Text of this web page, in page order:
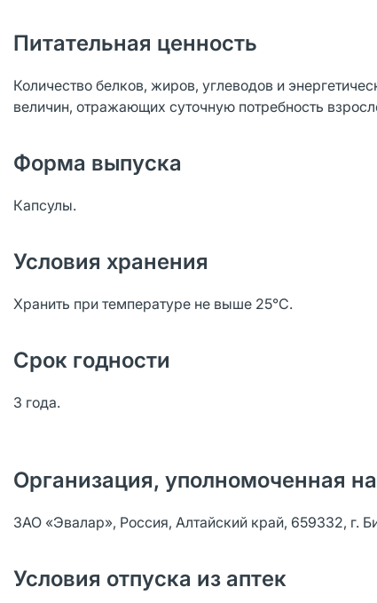
Питательная ценность
Количество белков, жиров, углеводов и
величин, отражающих суточную потребность
Форма выпуска
Капсулы.
Условия хранения
Хранить при температуре не выше 25°С.
Срок годности
3 года.
Организация, уполномоченная
ЗАО «Эвалар», Россия, Алтайский край, 659332, г.
Условия отпуска из аптек